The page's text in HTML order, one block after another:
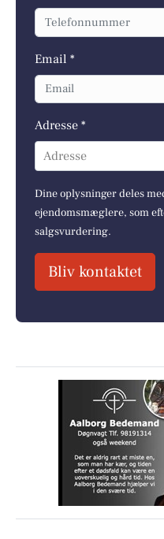
Email *
Adresse *
Adresse
Dine oplysninger deles
ejendomsmæglere, som
salgsvurdering.
Bliv kontaktet